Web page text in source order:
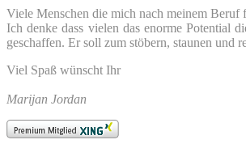
Viele Menschen die mich nach meinem Beruf
Ich denke dass vielen das enorme Potential
geschaffen. Er soll zum stöbern, staunen und
Viel Spaß wünscht Ihr
Marijan Jordan